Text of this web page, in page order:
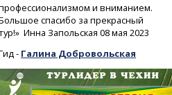
и вниманием.
спасибо за прекрасный
Инна Запольская 08 мая 2023
- Галина Добровольская